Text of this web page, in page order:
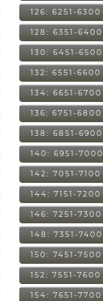
126: 6251-6300
128: 6351-6400
130: 6451-6500
132: 6551-6600
134: 6651-6700
136: 6751-6800
138: 6851-6900
140: 6951-7000
142: 7051-7100
144: 7151-7200
146: 7251-7300
148: 7351-7400
150: 7451-7500
152: 7551-7600
154: 7651-7700